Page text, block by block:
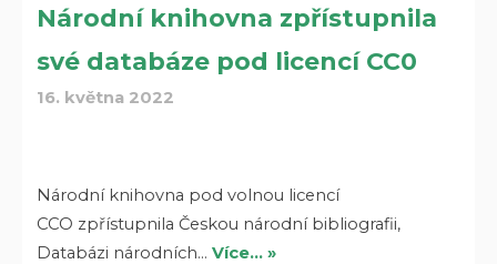
Národní knihovna zpřístupnila
své databáze pod licencí CC0
16. května 2022
Národní knihovna pod volnou licencí
CCO zpřístupnila Českou národní bibliografii,
Databázi národních…Více… »